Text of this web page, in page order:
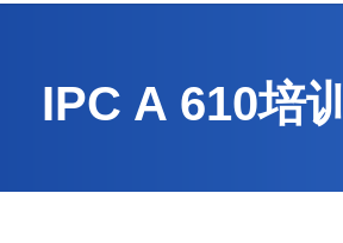
IPC A 610培训